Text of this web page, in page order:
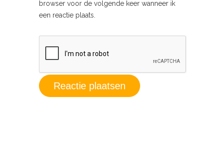
browser voor de volgende keer wanneer ik
een reactie plaats.